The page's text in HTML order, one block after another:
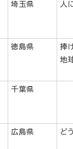
埼玉県 人
徳島県
捧
地
千葉県
広島県 ど